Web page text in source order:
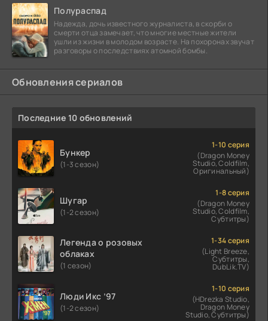
Полураспад
Надежда, дочь известного журналиста, в скорби о
смерти отца замечает, что многие местные жители
ушли из жизни в молодом возрасте. На похоронах звучат
разговоры о последствиях атомной бомбы.
Обновления сериалов
Последние 10 обновлений
Бункер
(1-3 сезон)
1-10 серия
(Dragon Money
Studio, Coldfilm,
Оригинальный)
Шугар
(1-2 сезон)
1-8 серия
(Dragon Money
Studio, Coldfilm,
Субтитры)
Легенда о розовых
облаках
(1 сезон)
1-34 серия
(Light Breeze,
Субтитры,
DubLik.TV)
Люди Икс ’97
(1-2 сезон)
1-10 серия
(HDrezka Studio,
Dragon Money
Studio, Субтитры)